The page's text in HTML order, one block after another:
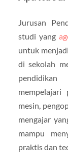
Jurusan
studi yang
untuk
di sekolah
mempelajari
mesin,
mengajar
mampu
praktis dan